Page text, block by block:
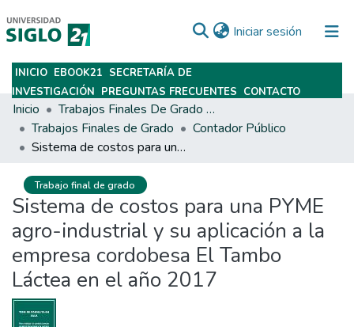
Iniciar sesión (current)
Subir
INICIO EBOOK21 SECRETARÍA DE
INVESTIGACIÓN PREGUNTAS FRECUENTES CONTACTO
Inicio
Trabajos Finales De Grado Y Posgrado
Trabajos Finales de Grado
Contador Público
Sistema de costos para una PYME agro-industrial y su aplicación a la empresa cordobesa El Tambo Láctea en el año 2017
Trabajo final de grado
Sistema de costos para una PYME
agro-industrial y su aplicación a la
empresa cordobesa El Tambo
Láctea en el año 2017